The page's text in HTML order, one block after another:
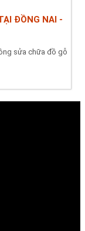
ĐỒNG NAI -
sửa chữa đồ gỗ